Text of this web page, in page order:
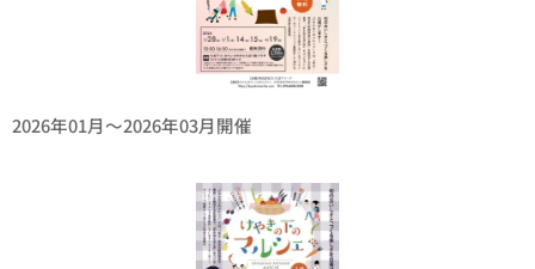
2026年01月〜2026年03月開催